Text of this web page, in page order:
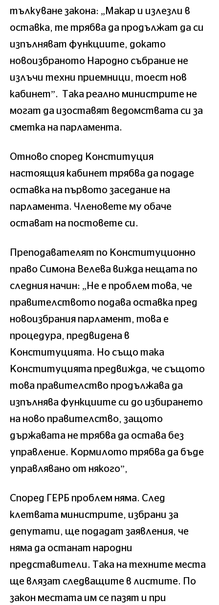
тълкуване закона: „Макар и излезли в
оставка, те трябва да продължат да си
изпълняват функциите, докато
новоизбраното Народно събрание не
излъчи техни приемници, тоест нов
кабинет”. Така реално министрите не
могат да изоставят ведомствата си за
сметка на парламента.
Отново според Конституция
настоящия кабинет трябва да подаде
оставка на първото заседание на
парламента. Членовете му обаче
остават на постовете си.
Преподавателят по Конституционно
право Симона Велева вижда нещата по
следния начин: „Не е проблем това, че
правителството подава оставка пред
новоизбрания парламент, това е
процедура, предвидена в
Конституцията. Но също така
Конституцията предвижда, че същото
това правителство продължава да
изпълнява функциите си до избирането
на ново правителство, защото
държавата не трябва да остава без
управление. Кормилото трябва да бъде
управлявано от някого”,
Според ГЕРБ проблем няма. След
клетвата министрите, избрани за
депутати, ще подадат заявления, че
няма да останат народни
представители. Така на техните места
ще влязат следващите в листите. По
закон местата им се пазят и при